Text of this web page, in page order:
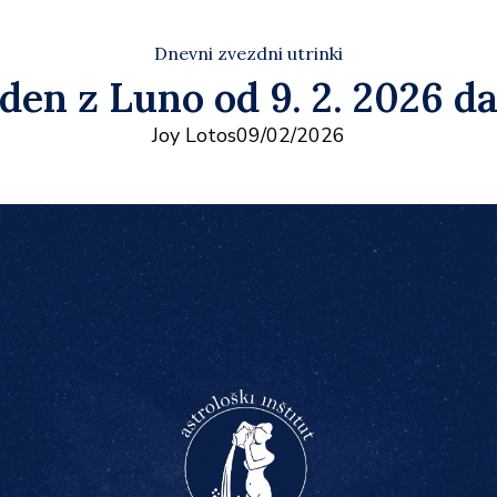
Dnevni zvezdni utrinki
z Luno od 9. 2. 2026
Joy Lotos09/02/2026